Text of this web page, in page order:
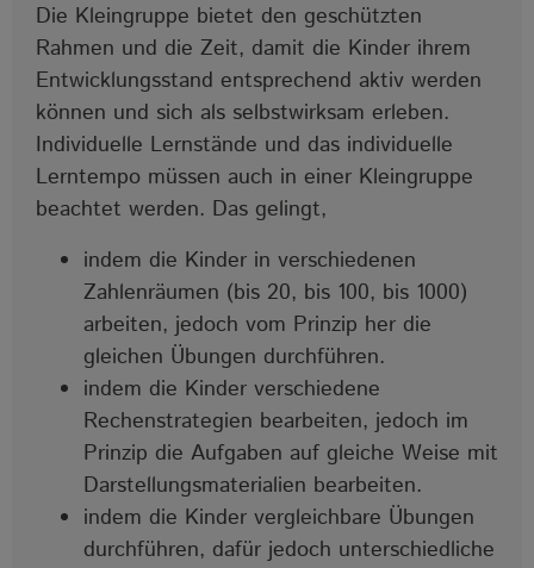
Die Kleingruppe bietet den geschützten
Rahmen und die Zeit, damit die Kinder ihrem
Entwicklungsstand entsprechend aktiv werden
können und sich als selbstwirksam erleben.
Individuelle Lernstände und das individuelle
Lerntempo müssen auch in einer Kleingruppe
beachtet werden. Das gelingt,
indem die Kinder in verschiedenen
Zahlenräumen (bis 20, bis 100, bis 1000)
arbeiten, jedoch vom Prinzip her die
gleichen Übungen durchführen.
indem die Kinder verschiedene
Rechenstrategien bearbeiten, jedoch im
Prinzip die Aufgaben auf gleiche Weise mit
Darstellungsmaterialien bearbeiten.
indem die Kinder vergleichbare Übungen
durchführen, dafür jedoch unterschiedliche